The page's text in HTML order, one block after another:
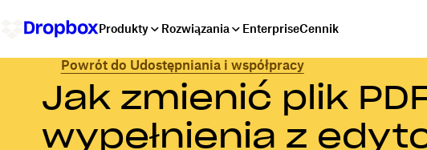
Produkty Rozwiązania EnterpriseCennik
Powrót do Udostępniania i współpracy
Jak zmienić plik
wypełnienia z